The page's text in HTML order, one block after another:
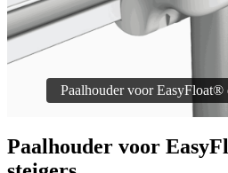
Paalhouder voor